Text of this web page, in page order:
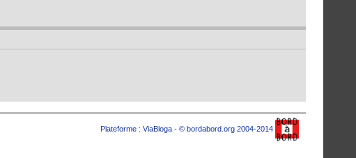
Plateforme : ViaBloga - © bordabord.org 2004-2014